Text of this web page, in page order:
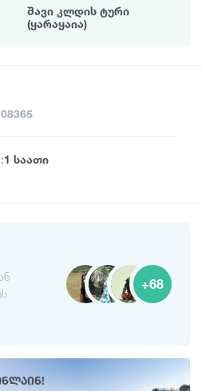
შავი კლდის ტური
(ყარაყაია)
1 საათი
+68